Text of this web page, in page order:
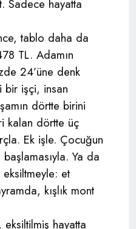
Sadece hayatta
tablo daha da
TL. Adamın
24’üne denk
bir işçi, insan
dörtte birini
kalan dörtte üç
Ek işle. Çocuğun
Ya da
et
kışlık mont
hayatta